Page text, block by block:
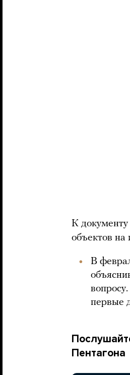
К
объектов
В
первые
Пентагона